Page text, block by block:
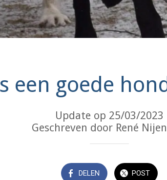
een goede
Update op 25/03/2023
Geschreven door René
DELEN POST